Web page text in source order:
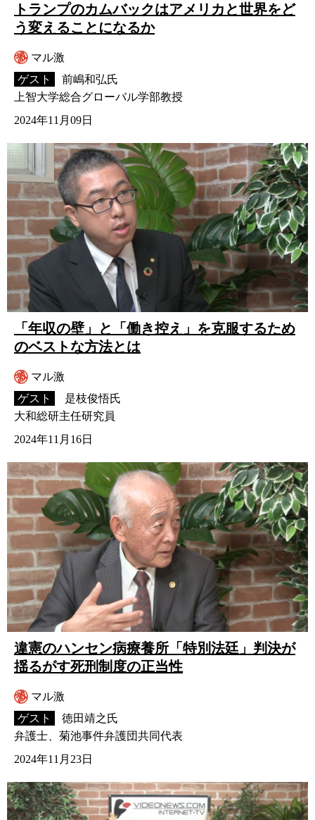
トランプのカムバックはアメリカと世界をど
う変えることになるか
マル激
ゲスト
前嶋和弘氏
上智大学総合グローバル学部教授
2024年11月09日
「年収の壁」と「働き控え」を克服するため
のベストな方法とは
マル激
ゲスト
是枝俊悟氏
大和総研主任研究員
2024年11月16日
違憲のハンセン病療養所「特別法廷」判決が
揺るがす死刑制度の正当性
マル激
ゲスト
徳田靖之氏
弁護士、菊池事件弁護団共同代表
2024年11月23日